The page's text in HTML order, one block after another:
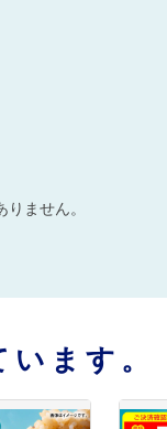
ません。
ます。